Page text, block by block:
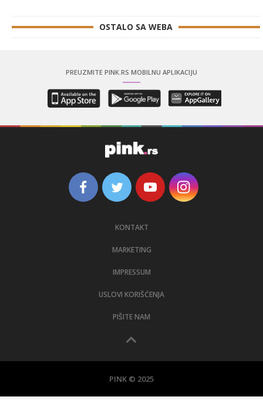
OSTALO SA WEBA
PREUZMITE PINK.RS MOBILNU APLIKACIJU
KONTAKT
MARKETING
IMPRESSUM
USLOVI KORIŠĆENJA
PIŠITE NAM
PINK © 2025